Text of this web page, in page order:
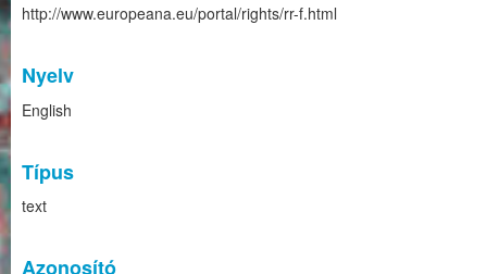
http://www.europeana.eu/portal/rights/rr-f.html
Nyelv
English
Típus
text
Azonosító